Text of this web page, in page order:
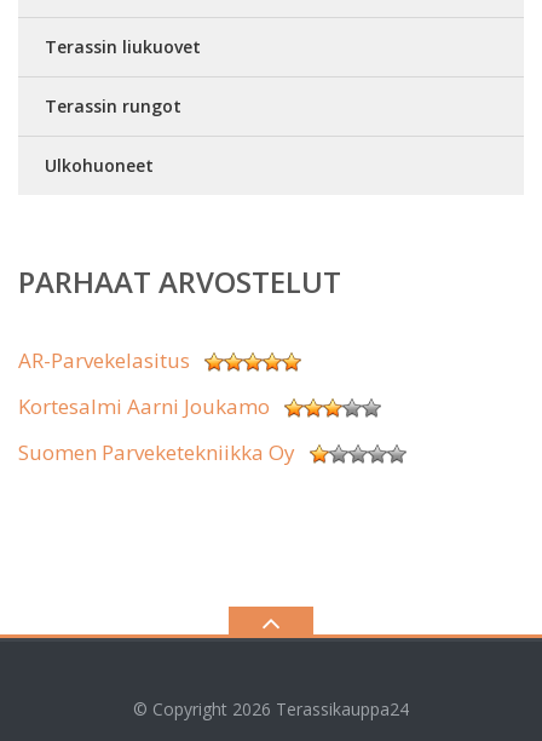
Terassin liukuovet
Terassin rungot
Ulkohuoneet
PARHAAT ARVOSTELUT
AR-Parvekelasitus
Kortesalmi Aarni Joukamo
Suomen Parveketekniikka Oy
© Copyright 2026 Terassikauppa24